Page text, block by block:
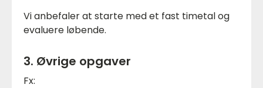
Vi anbefaler at starte med et fast timetal og
evaluere løbende.
3. Øvrige opgaver
Fx: